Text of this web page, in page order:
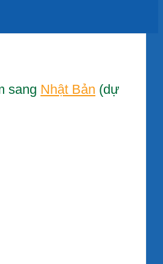
sang Nhật Bản (dự